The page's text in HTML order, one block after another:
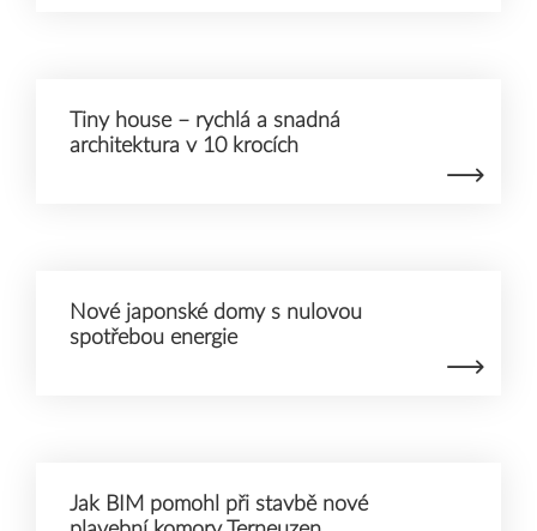
Tiny house – rychlá a snadná
architektura v 10 krocích
Nové japonské domy s nulovou
spotřebou energie
Jak BIM pomohl při stavbě nové